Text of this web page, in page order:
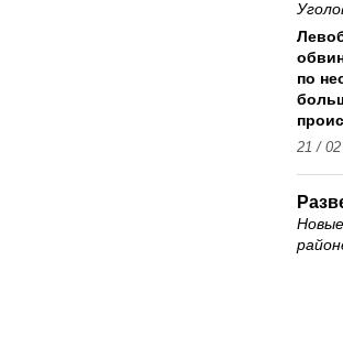
по
21 /